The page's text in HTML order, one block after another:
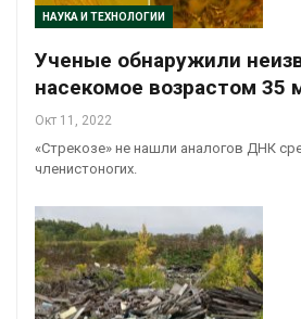
НАУКА И ТЕХНОЛОГИИ
Ученые обнаружили
насекомое возрастом 35
Окт 11, 2022
«Стрекозе» не нашли аналогов ДНК
членистоногих.